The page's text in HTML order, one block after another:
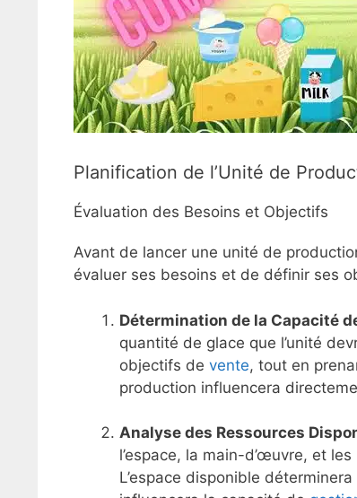
Planification de l’Unité de
Évaluation des Besoins et Objectifs
Avant de lancer une unité de
évaluer ses besoins et de définir ses
Détermination de la Capacité
quantité de glace que l’unité
objectifs de vente, tout en
production influencera
Analyse des Ressources
l’espace, la main-d’œuvre, et
L’espace disponible